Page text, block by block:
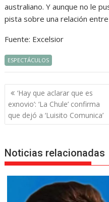
australiano. Y aunque no le
pista sobre una relación
Fuente: Excelsior
ESPECTÁCULOS
Navegación
de
entradas
‘Hay que aclarar que es
exnovio’: ‘La Chule’ confirma
que dejó a ‘Luisito Comunica’
Noticias relacionadas